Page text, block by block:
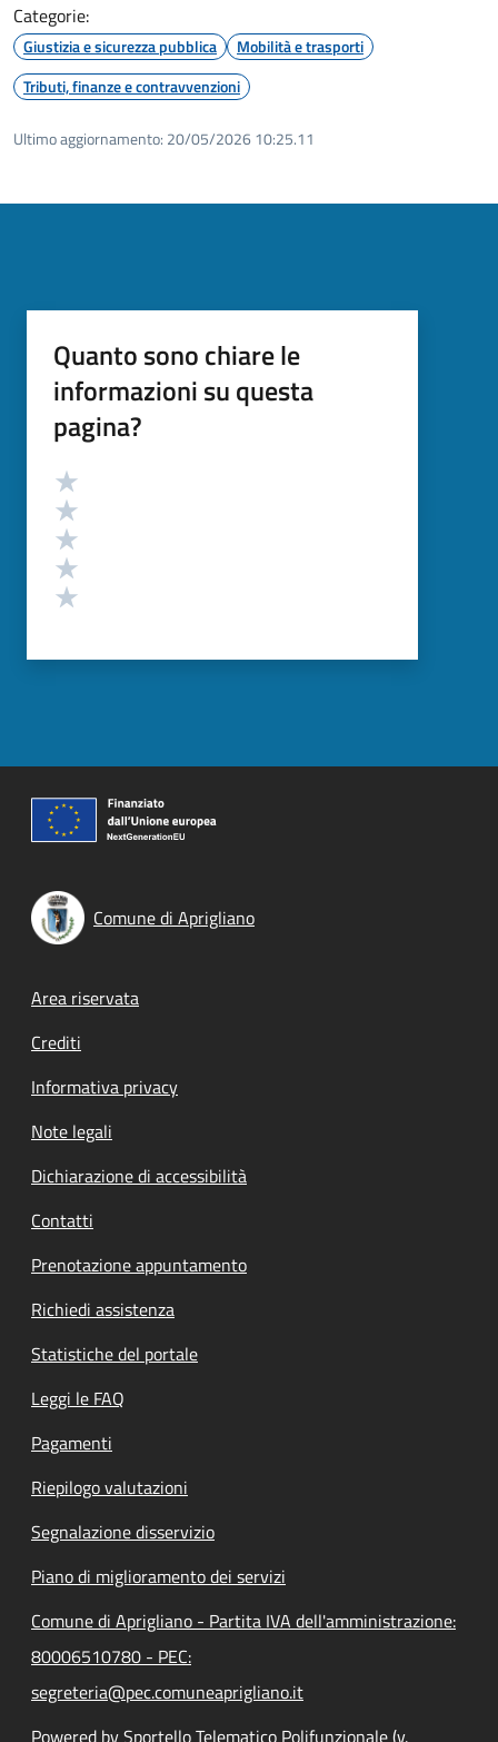
Categorie:
Giustizia e sicurezza pubblica
Mobilità e trasporti
Tributi, finanze e contravvenzioni
Ultimo aggiornamento: 20/05/2026 10:25.11
Quanto sono chiare le
informazioni su questa
pagina?
Valutazione
Comune di Aprigliano
Footer menu
Area riservata
Crediti
Informativa privacy
Note legali
Dichiarazione di accessibilità
Contatti
Prenotazione appuntamento
Richiedi assistenza
Statistiche del portale
Leggi le FAQ
Pagamenti
Riepilogo valutazioni
Segnalazione disservizio
Piano di miglioramento dei servizi
Comune di Aprigliano - Partita IVA dell'amministrazione:
80006510780 - PEC:
segreteria@pec.comuneaprigliano.it
Powered by Sportello Telematico Polifunzionale (v.